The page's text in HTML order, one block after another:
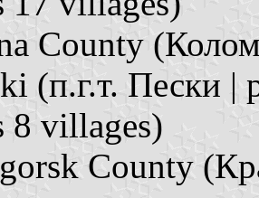
County
(п.г.т. Пески |
8 villages)
County